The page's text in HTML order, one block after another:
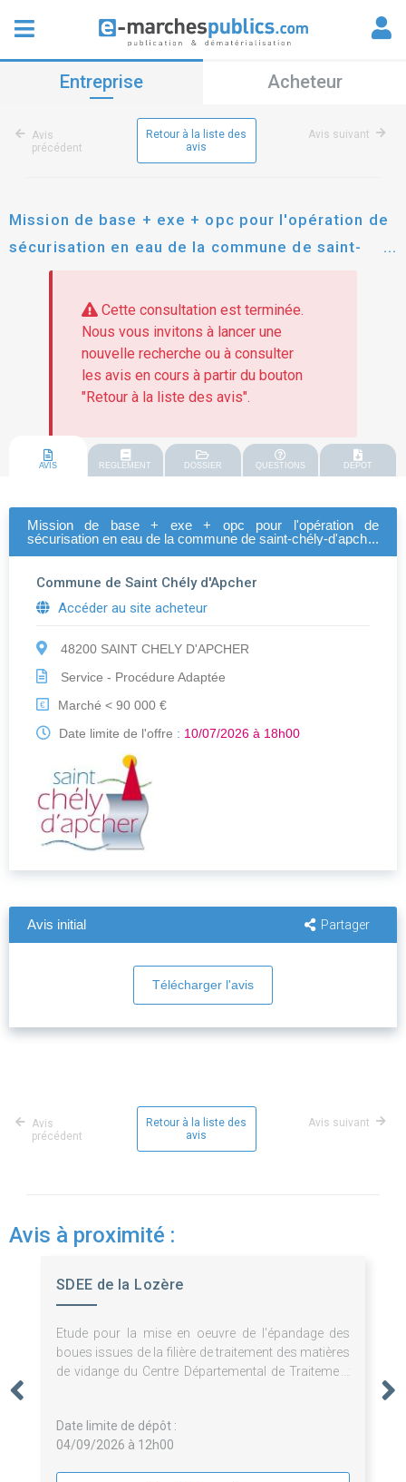
Entreprise Acheteur
Avis
précédent
Retour à la liste des
avis
Avis suivant
Mission de base + exe + opc pour l'opération de
sécurisation en eau de la commune de saint-
chély-d'apcher : création d'une interconnexion
entre les réseaux d'adduction d'eau du malzieu-
ville et de saint-chély-d'apcher
Cette consultation est terminée.
Nous vous invitons à lancer une
nouvelle recherche ou à consulter
les avis en cours à partir du bouton
"Retour à la liste des avis".
AVIS REGLEMENT DOSSIER QUESTIONS DEPOT
Mission de base + exe + opc pour l'opération de
sécurisation en eau de la commune de saint-chély-d'apcher
d'apcher
Commune de Saint Chély d'Apcher
Accéder au site acheteur
48200 SAINT CHELY D'APCHER
Service - Procédure Adaptée
€
Marché < 90 000 €
Date limite de l'offre : 10/07/2026 à 18h00
Avis initial Partager
Télécharger l'avis
Avis
précédent
Retour à la liste des
avis
Avis suivant
Avis à proximité :
SDEE de la Lozère
Etude pour la mise en oeuvre de l'épandage des
boues issues de la filière de traitement des matières
de vidange du Centre Départemental de Traitement
Date limite de dépôt :
04/09/2026 à 12h00